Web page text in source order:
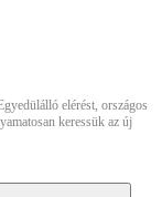
elérést, országos
keressük az új